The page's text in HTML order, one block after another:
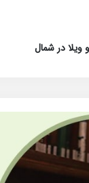
در شمال